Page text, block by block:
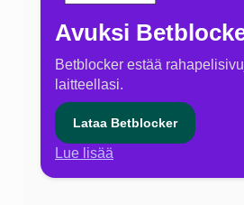
Avuksi
Betblocker estää
laitteellasi.
Lataa Betblocker
Lue lisää